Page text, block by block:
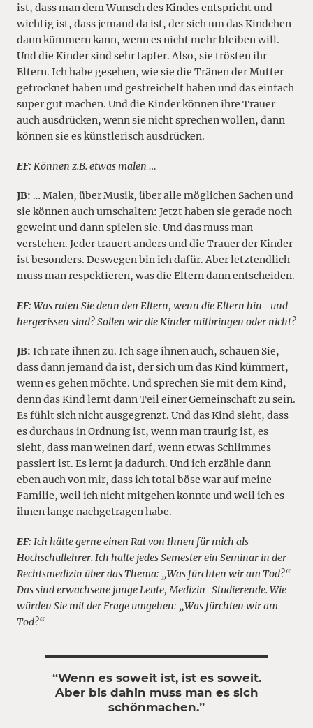
ist, dass man dem Wunsch des Kindes entspricht und
wichtig ist, dass jemand da ist, der sich um das Kindchen
dann kümmern kann, wenn es nicht mehr bleiben will.
Und die Kinder sind sehr tapfer. Also, sie trösten ihr
Eltern. Ich habe gesehen, wie sie die Tränen der Mutter
getrocknet haben und gestreichelt haben und das einfach
super gut machen. Und die Kinder können ihre Trauer
auch ausdrücken, wenn sie nicht sprechen wollen, dann
können sie es künstlerisch ausdrücken.
EF: Können z.B. etwas malen …
JB: … Malen, über Musik, über alle möglichen Sachen und
sie können auch umschalten: Jetzt haben sie gerade noch
geweint und dann spielen sie. Und das muss man
verstehen. Jeder trauert anders und die Trauer der Kinder
ist besonders. Deswegen bin ich dafür. Aber letztendlich
muss man respektieren, was die Eltern dann entscheiden.
EF: Was raten Sie denn den Eltern, wenn die Eltern hin- und
hergerissen sind? Sollen wir die Kinder mitbringen oder nicht?
JB: Ich rate ihnen zu. Ich sage ihnen auch, schauen Sie,
dass dann jemand da ist, der sich um das Kind kümmert,
wenn es gehen möchte. Und sprechen Sie mit dem Kind,
denn das Kind lernt dann Teil einer Gemeinschaft zu sein.
Es fühlt sich nicht ausgegrenzt. Und das Kind sieht, dass
es durchaus in Ordnung ist, wenn man traurig ist, es
sieht, dass man weinen darf, wenn etwas Schlimmes
passiert ist. Es lernt ja dadurch. Und ich erzähle dann
eben auch von mir, dass ich total böse war auf meine
Familie, weil ich nicht mitgehen konnte und weil ich es
ihnen lange nachgetragen habe.
EF: Ich hätte gerne einen Rat von Ihnen für mich als
Hochschullehrer. Ich halte jedes Semester ein Seminar in der
Rechtsmedizin über das Thema: „Was fürchten wir am Tod?“
Das sind erwachsene junge Leute, Medizin-Studierende. Wie
würden Sie mit der Frage umgehen: „Was fürchten wir am
Tod?“
“Wenn es soweit ist, ist es soweit.
Aber bis dahin muss man es sich
schönmachen.”